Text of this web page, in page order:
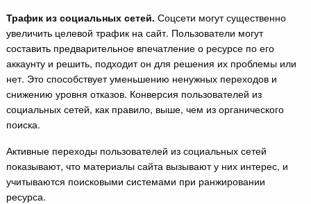
Трафик из социальных сетей. Соцсети могут существенно
увеличить целевой трафик на сайт. Пользователи могут
составить предварительное впечатление о ресурсе по его
аккаунту и решить, подходит он для решения их проблемы или
нет. Это способствует уменьшению ненужных переходов и
снижению уровня отказов. Конверсия пользователей из
социальных сетей, как правило, выше, чем из органического
поиска.
Активные переходы пользователей из социальных сетей
показывают, что материалы сайта вызывают у них интерес, и
учитываются поисковыми системами при ранжировании
ресурса.